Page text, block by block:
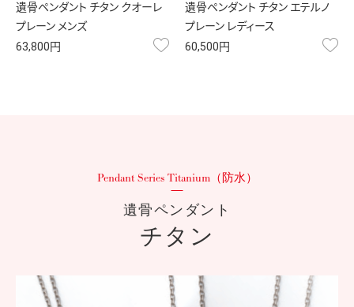
遺骨ペンダント チタン クオーレ
プレーン メンズ
63,800円
お気に入り
遺骨ペンダント チタン エテルノ
プレーン レディース
60,500円
遺骨ペンダント
チタン